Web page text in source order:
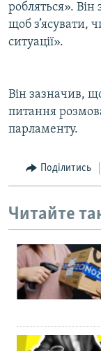
робляться».
щоб з’ясувати,
ситуації».
Він зазначив,
питання
парламенту.
Поділитись
Читайте